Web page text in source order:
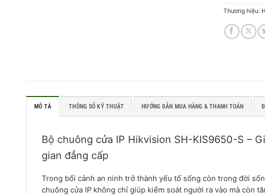
Thương hiệu:
MÔ TẢ THÔNG SỐ KỸ THUẬT HƯỚNG DẪN MUA HÀNG & THANH TOÁN
Bộ chuông cửa IP Hikvision SH-KIS9650-S –
gian đẳng cấp
Trong bối cảnh an ninh trở thành yếu tố sống còn trong đời
chuông cửa IP không chỉ giúp kiểm soát người ra vào mà còn